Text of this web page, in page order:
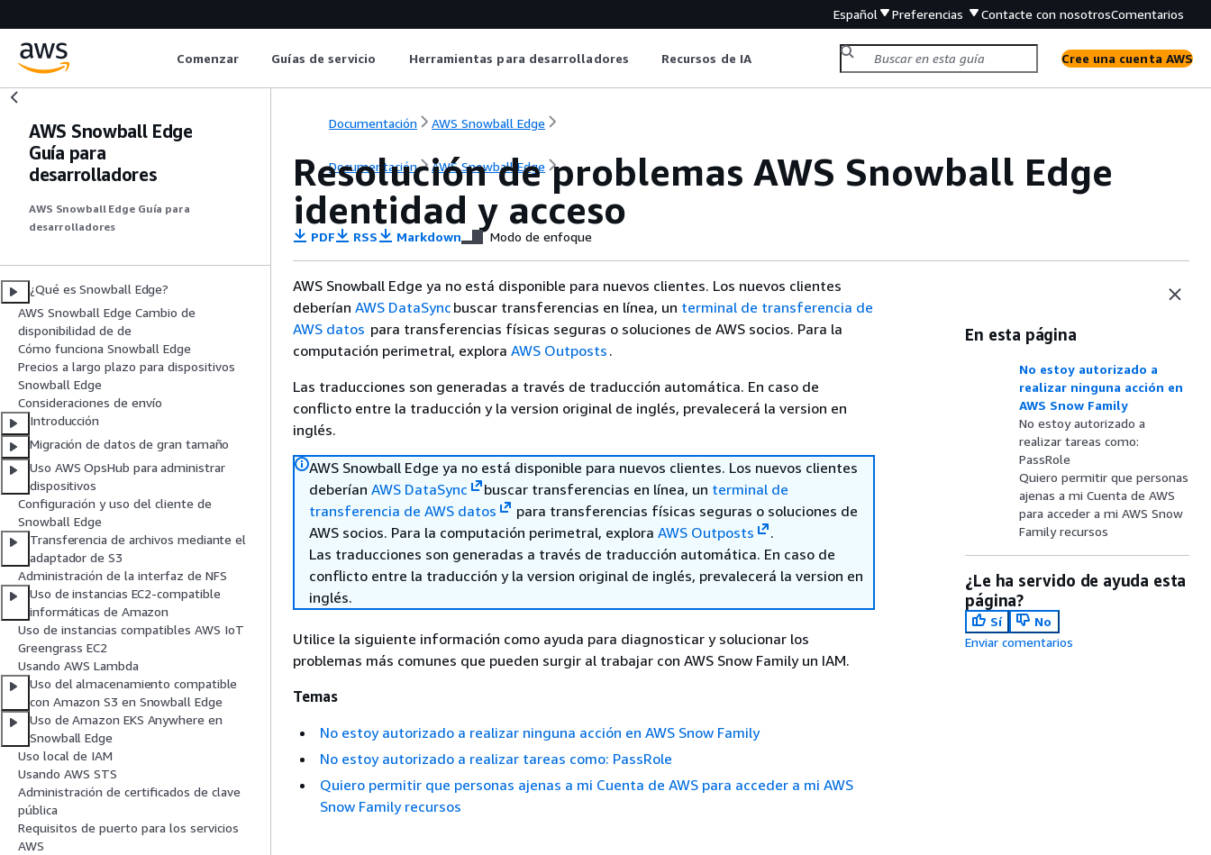
Español Preferencias Contacte con nosotrosComentarios
Comenzar Guías de servicio Herramientas para desarrolladores Recursos de IA Cree una cuenta AWS
AWS Snowball Edge
Guía para
desarrolladores
AWS Snowball Edge Guía para
desarrolladores
¿Qué es Snowball Edge?
AWS Snowball Edge Cambio de
disponibilidad de de
Cómo funciona Snowball Edge
Precios a largo plazo para dispositivos
Snowball Edge
Consideraciones de envío
Introducción
Migración de datos de gran tamaño
Uso AWS OpsHub para administrar
dispositivos
Configuración y uso del cliente de
Snowball Edge
Transferencia de archivos mediante el
adaptador de S3
Administración de la interfaz de NFS
Uso de instancias EC2-compatible
informáticas de Amazon
Uso de instancias compatibles AWS IoT
Greengrass EC2
Usando AWS Lambda
Uso del almacenamiento compatible
con Amazon S3 en Snowball Edge
Uso de Amazon EKS Anywhere en
Snowball Edge
Uso local de IAM
Usando AWS STS
Administración de certificados de clave
pública
Requisitos de puerto para los servicios
AWS
Documentación AWS Snowball Edge
Documentación AWS Snowball Edge
Resolución de problemas AWS Snowball Edge
identidad y acceso
PDF RSS Markdown Modo de enfoque
AWS Snowball Edge ya no está disponible para nuevos clientes. Los nuevos clientes
deberían AWS DataSync buscar transferencias en línea, un terminal de transferencia de
AWS datos para transferencias físicas seguras o soluciones de AWS socios. Para la
computación perimetral, explora AWS Outposts .
Las traducciones son generadas a través de traducción automática. En caso de
conflicto entre la traducción y la version original de inglés, prevalecerá la version en
inglés.
AWS Snowball Edge ya no está disponible para nuevos clientes. Los nuevos clientes
deberían AWS DataSync buscar transferencias en línea, un terminal de
transferencia de AWS datos
para transferencias físicas seguras o soluciones de
AWS socios. Para la computación perimetral, explora AWS Outposts
.
Las traducciones son generadas a través de traducción automática. En caso de
conflicto entre la traducción y la version original de inglés, prevalecerá la version en
inglés.
Utilice la siguiente información como ayuda para diagnosticar y solucionar los
problemas más comunes que pueden surgir al trabajar con AWS Snow Family un IAM.
Temas
No estoy autorizado a realizar ninguna acción en AWS Snow Family
No estoy autorizado a realizar tareas como: PassRole
Quiero permitir que personas ajenas a mi Cuenta de AWS para acceder a mi AWS
Snow Family recursos
En esta página
No estoy autorizado a
realizar ninguna acción en
AWS Snow Family
No estoy autorizado a
realizar tareas como:
PassRole
Quiero permitir que personas
ajenas a mi Cuenta de AWS
para acceder a mi AWS Snow
Family recursos
¿Le ha servido de ayuda esta
página?
Sí
No
Enviar comentarios